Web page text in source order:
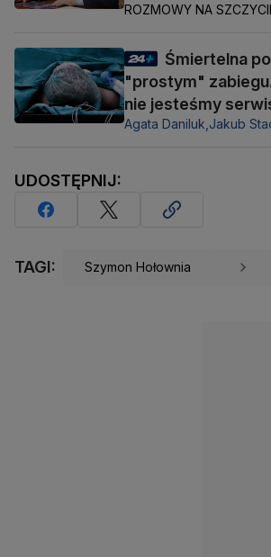
ROZMOWY NA
Śmiertelna
"prostym"
nie jesteśmy
Agata Daniluk, Jakub
UDOSTĘPNIJ:
TAGI: Szymon Hołownia